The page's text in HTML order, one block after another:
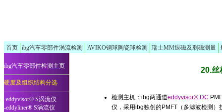
首页 ibg汽车零部件涡流检测 AVIKO钢球陶瓷球检测 瑞士MM退磁及剩磁测量
ibg汽车零部件检测主页
硬度及组织结构分选
-eddyvisor® S涡流仪
-eddyliner® S涡流仪
20.丝
检测主机：ibg两通道eddyvisor® DC
仪，采用ibg独创的PMFT（多滤波检测）